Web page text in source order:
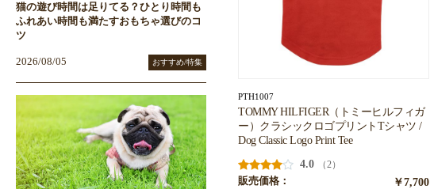
PTH1007
TOMMY HILFIGER（トミーヒルフィガ
ー）クラシックロゴプリントTシャツ /
Dog Classic Logo Print Tee
4.0
（2）
販売価格：
￥7,700
猫の遊び時間は足りてる？ひとり時間も
ふれあい時間も満たすおもちゃ選びのコ
ツ
2026/08/05 おすすめ/特集